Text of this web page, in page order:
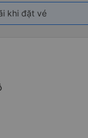
khi đặt vé